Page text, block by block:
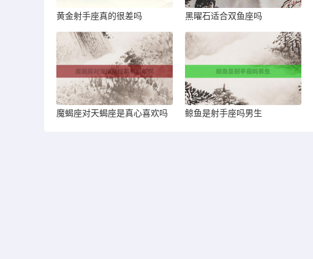
黄金射手座真的很差吗 黑曜石适合双鱼座吗
魔蝎座对天蝎座是真心喜欢吗 鲸鱼是射手座吗男生